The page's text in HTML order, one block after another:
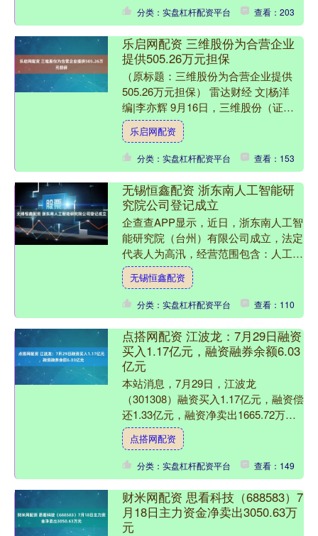
分类：实盘杠杆配资平台 查看：203
乐启网配资 三维股份为合营企业
提供505.26万元担保
（原标题：三维股份为合营企业提供
505.26万元担保） 雷达财经 文|杨洋
编|李亦辉 9月16日，三维股份（证券
代码：603033）发布关于为合营企业
四川三维....
乐启网配资
分类：实盘杠杆配资平台 查看：153
无锡恒鑫配资 浙东南人工智能研
究院公司登记成立
企查查APP显示，近日，浙东南人工智
能研究院（台州）有限公司成立，法定
代表人为高汛，经营范围包含：人工智
能公共数据平台；人工智能双创服务平
台；人工智能硬件销售；....
无锡恒鑫配资
分类：实盘杠杆配资平台 查看：110
点搭网配资 江波龙：7月29日融资
买入1.17亿元，融资融券余额6.03
亿元
本站消息，7月29日，江波龙
（301308）融资买入1.17亿元，融资偿
还1.33亿元，融资净卖出1665.72万
元，融资余额5.98亿元。 融券方面，
当日融券....
点搭网配资
分类：实盘杠杆配资平台 查看：149
财米网配资 思看科技（688583）7
月18日主力资金净卖出3050.63万
元